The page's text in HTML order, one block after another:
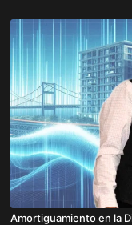
Amortiguamiento en la